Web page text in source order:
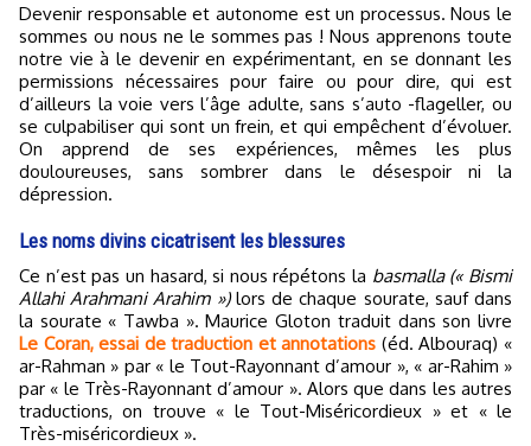
Devenir responsable et autonome est un processus. Nous le
sommes ou nous ne le sommes pas ! Nous apprenons toute
notre vie à le devenir en expérimentant, en se donnant les
permissions nécessaires pour faire ou pour dire, qui est
d’ailleurs la voie vers l’âge adulte, sans s’auto -flageller, ou
se culpabiliser qui sont un frein, et qui empêchent d’évoluer.
On apprend de ses expériences, mêmes les plus
douloureuses, sans sombrer dans le désespoir ni la
dépression.
Les noms divins cicatrisent les blessures
Ce n’est pas un hasard, si nous répétons la basmalla (« Bismi
Allahi Arahmani Arahim »)lors de chaque sourate, sauf dans
la sourate « Tawba ». Maurice Gloton traduit dans son livre
Le Coran, essai de traduction et annotations (éd. Albouraq) «
ar-Rahman » par « le Tout-Rayonnant d’amour », « ar-Rahim »
par « le Très-Rayonnant d’amour ». Alors que dans les autres
traductions, on trouve « le Tout-Miséricordieux » et « le
Très-miséricordieux ».